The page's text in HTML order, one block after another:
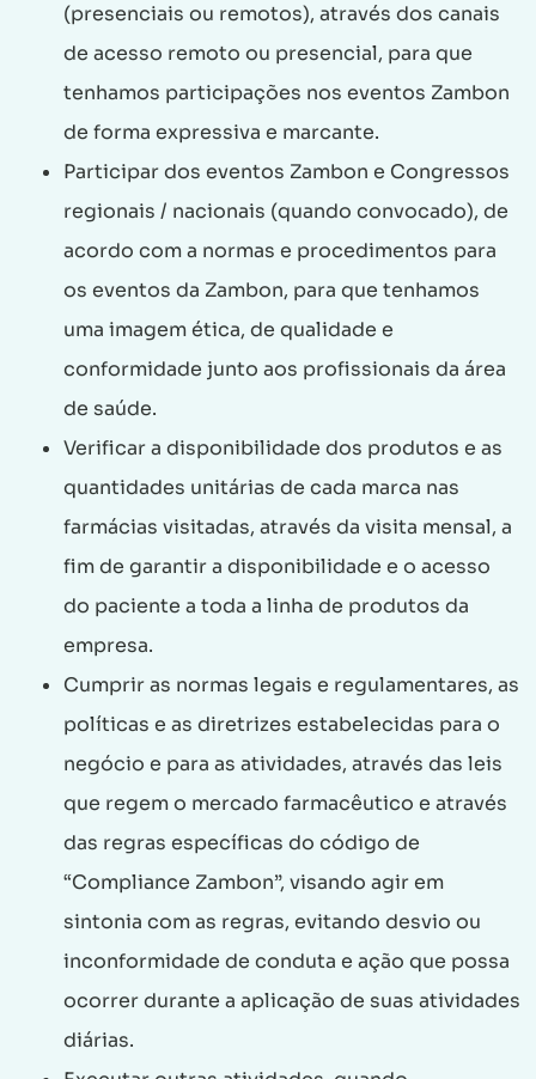
(presenciais ou remotos), através dos canais
de acesso remoto ou presencial, para que
tenhamos participações nos eventos Zambon
de forma expressiva e marcante.
Participar dos eventos Zambon e Congressos
regionais / nacionais (quando convocado), de
acordo com a normas e procedimentos para
os eventos da Zambon, para que tenhamos
uma imagem ética, de qualidade e
conformidade junto aos profissionais da área
de saúde.
Verificar a disponibilidade dos produtos e as
quantidades unitárias de cada marca nas
farmácias visitadas, através da visita mensal, a
fim de garantir a disponibilidade e o acesso
do paciente a toda a linha de produtos da
empresa.
Cumprir as normas legais e regulamentares, as
políticas e as diretrizes estabelecidas para o
negócio e para as atividades, através das leis
que regem o mercado farmacêutico e através
das regras específicas do código de
“Compliance Zambon”, visando agir em
sintonia com as regras, evitando desvio ou
inconformidade de conduta e ação que possa
ocorrer durante a aplicação de suas atividades
diárias.